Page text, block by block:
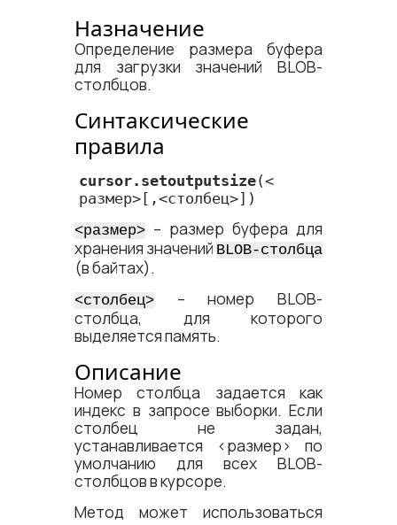
Назначение
Определение размера буфера
для загрузки значений BLOB-
столбцов.
Синтаксические
правила
cursor.setoutputsize(<​
размер​>[,<​столбец​>])
<​размер​> – размер буфера для
хранения значений BLOB-столбца
(в байтах).
<​столбец​>
– номер BLOB-
столбца, для которого
выделяется память.
Описание
Номер столбца задается как
индекс в запросе выборки. Если
столбец не задан,
устанавливается <​размер​> по
умолчанию для всех BLOB-
столбцов в курсоре.
Метод может использоваться